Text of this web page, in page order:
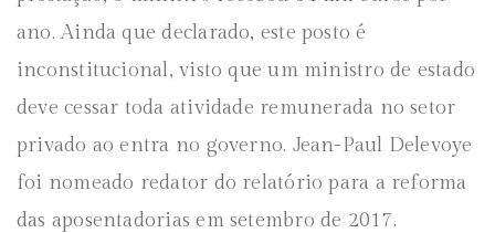
ano. Ainda que declarado, este posto é
inconstitucional, visto que um ministro de estado
deve cessar toda atividade remunerada no setor
privado ao entra no governo. Jean-Paul Delevoye
foi nomeado redator do relatório para a reforma
das aposentadorias em setembro de 2017.